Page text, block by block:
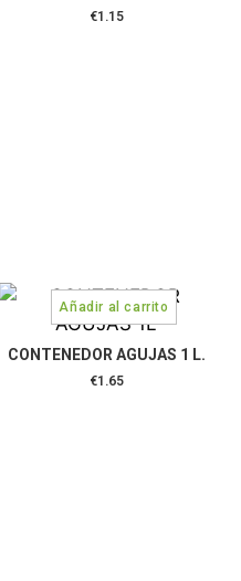
€1.15
CONTENEDOR AGUJAS 1 L.
€1.65